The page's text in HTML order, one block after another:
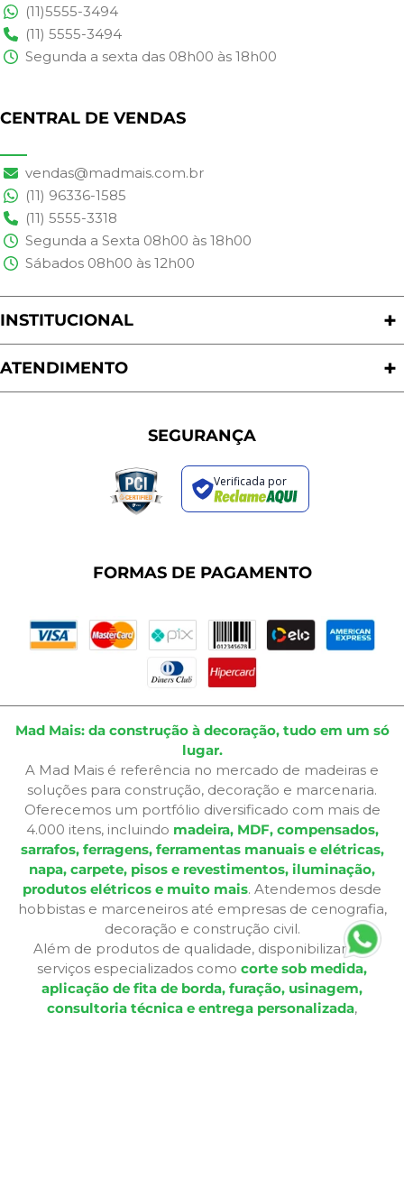
(11)5555-3494
(11) 5555-3494
Segunda a sexta das 08h00 às 18h00
CENTRAL DE VENDAS
vendas@madmais.com.br
(11) 96336-1585
(11) 5555-3318
Segunda a Sexta 08h00 às 18h00
Sábados 08h00 às 12h00
INSTITUCIONAL
Quem Somos
Nossas Lojas
ATENDIMENTO
Política de Privacidade
Trocas e Devoluções
Regras de Promoções
Termos de Uso
Plano de Corte
SEGURANÇA
Verificada por
FORMAS DE PAGAMENTO
Mad Mais: da construção à decoração, tudo em um só
lugar.
A Mad Mais é referência no mercado de madeiras e
soluções para construção, decoração e marcenaria.
Oferecemos um portfólio diversificado com mais de
4.000 itens, incluindo madeira, MDF, compensados,
sarrafos, ferragens, ferramentas manuais e elétricas,
napa, carpete, pisos e revestimentos, iluminação,
produtos elétricos e muito mais. Atendemos desde
hobbistas e marceneiros até empresas de cenografia,
decoração e construção civil.
Além de produtos de qualidade, disponibilizamos
serviços especializados como corte sob medida,
aplicação de fita de borda, furação, usinagem,
consultoria técnica e entrega personalizada,